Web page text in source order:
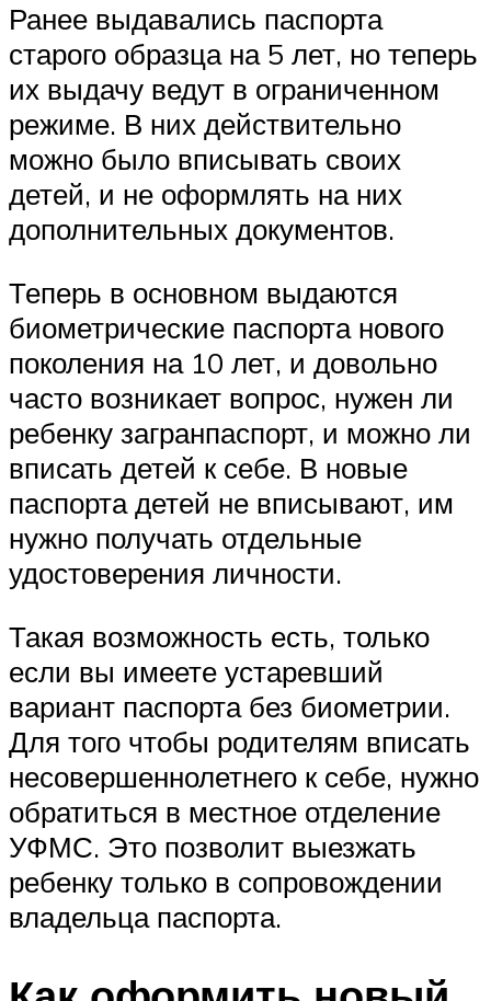
Ранее выдавались паспорта
старого образца на 5 лет, но теперь
их выдачу ведут в ограниченном
режиме. В них действительно
можно было вписывать своих
детей, и не оформлять на них
дополнительных документов.
Теперь в основном выдаются
биометрические паспорта нового
поколения на 10 лет, и довольно
часто возникает вопрос, нужен ли
ребенку загранпаспорт, и можно ли
вписать детей к себе. В новые
паспорта детей не вписывают, им
нужно получать отдельные
удостоверения личности.
Такая возможность есть, только
если вы имеете устаревший
вариант паспорта без биометрии.
Для того чтобы родителям вписать
несовершеннолетнего к себе, нужно
обратиться в местное отделение
УФМС. Это позволит выезжать
ребенку только в сопровождении
владельца паспорта.